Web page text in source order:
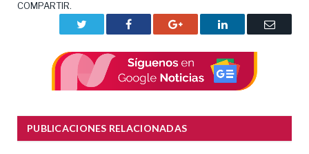
COMPARTIR.
Facebook Google+ LinkedIn
Correo
PUBLICACIONES RELACIONADAS